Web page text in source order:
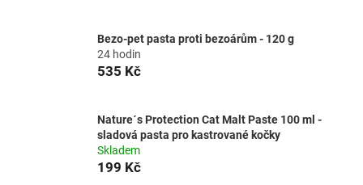
Bezo-pet pasta proti bezoárům - 120 g
24 hodin
535 Kč
Nature´s Protection Cat Malt Paste 100 ml -
sladová pasta pro kastrované kočky
Skladem
199 Kč